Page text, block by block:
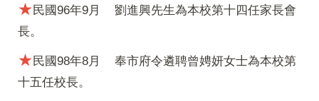
★民國96年9月 劉進興先生為本校第十四任家長會
長。
★民國98年8月 奉市府令遴聘曾娉妍女士為本校第
十五任校長。